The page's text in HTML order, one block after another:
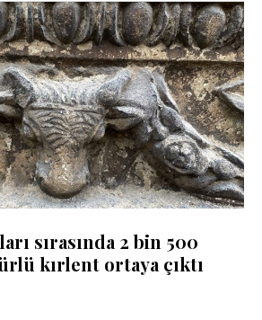
sırasında 2 bin 500
kırlent ortaya çıktı